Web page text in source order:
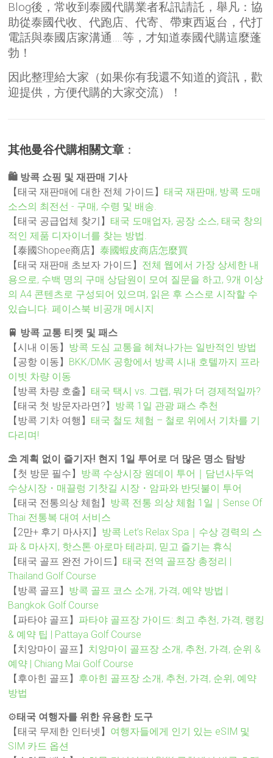
Blog後，常收到泰國代購業者私訊請託，舉凡：協
助從泰國代收、代跑店、代寄、帶東西返台，代打
電話與泰國店家溝通….等，才知道泰國代購這麼蓬
勃！
因此整理給大家（如果你有我還不知道的資訊，歡
迎提供，方便代購的大家交流）！
其他曼谷代購相關文章 ：
🛍️ 방콕 쇼핑 및 재판매 기사
【태국 재판매에 대한 전체 가이드】태국 재판매, 방콕 도매
소스의 최전선 - 구매, 수령 및 배송.
【태국 공급업체 찾기】태국 도매업자, 공장 소스, 태국 창의
적인 제품 디자이너를 찾는 방법.
【泰國Shopee商店】泰國蝦皮商店怎麼買
【태국 재판매 초보자 가이드】 전체 웹에서 가장 상세한 내
용으로, 수백 명의 구매 상담원이 모여 질문을 하고, 9개 이상
의 A4 콘텐츠로 구성되어 있으며, 읽은 후 스스로 시작할 수
있습니다. 페이스북 비공개 메시지
🚆 방콕 교통 티켓 및 패스
【시내 이동】 방콕 도심 교통을 헤쳐나가는 일반적인 방법
【공항 이동】 BKK/DMK 공항에서 방콕 시내 호텔까지 프라
이빗 차량 이동
【방콕 차량 호출】태국 택시 vs. 그랩, 뭐가 더 경제적일까?
【태국 첫 방문자라면?】 방콕 1일 관광 패스 추천
【방콕 기차 여행】태국 철도 체험 – 철로 위에서 기차를 기
다리며!
⛱️ 계획 없이 즐기자! 현지 1일 투어로 더 많은 명소 탐방
【첫 방문 필수】 방콕 수상시장 원데이 투어｜담넌사두억
수상시장・매끌렁 기찻길 시장・암파와 반딧불이 투어
【태국 전통의상 체험】 방콕 전통 의상 체험 1일｜Sense Of
Thai 전통복 대여 서비스
【2만+ 후기 마사지】 방콕 Let’s Relax Spa｜수상 경력의 스
파 & 마사지, 핫스톤·아로마 테라피, 믿고 즐기는 휴식
【태국 골프 완전 가이드】태국 전역 골프장 총정리 |
Thailand Golf Course
【방콕 골프】 방콕 골프 코스 소개, 가격, 예약 방법 |
Bangkok Golf Course
【파타야 골프】 파타야 골프장 가이드: 최고 추천, 가격, 랭킹
& 예약 팁 | Pattaya Golf Course
【치앙마이 골프】 치앙마이 골프장 소개, 추천, 가격, 순위 &
예약 | Chiang Mai Golf Course
【후아힌 골프】 후아힌 골프장 소개, 추천, 가격, 순위, 예약
방법
⚙️태국 여행자를 위한 유용한 도구
【태국 무제한 인터넷】 여행자들에게 인기 있는 eSIM 및
SIM 카드 옵션